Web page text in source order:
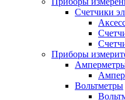
Счетчики
Приборы
Вольтметры